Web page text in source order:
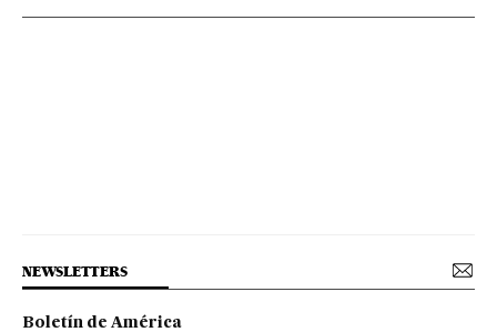
NEWSLETTERS
Boletín de América